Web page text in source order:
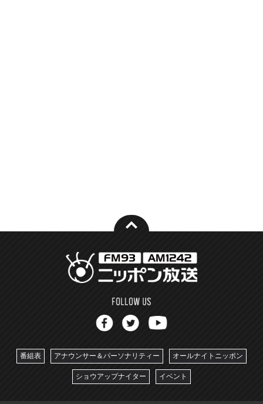
番組表 アナウンサー＆パーソナリティー オールナイトニッポン
ショウアップナイター イベント